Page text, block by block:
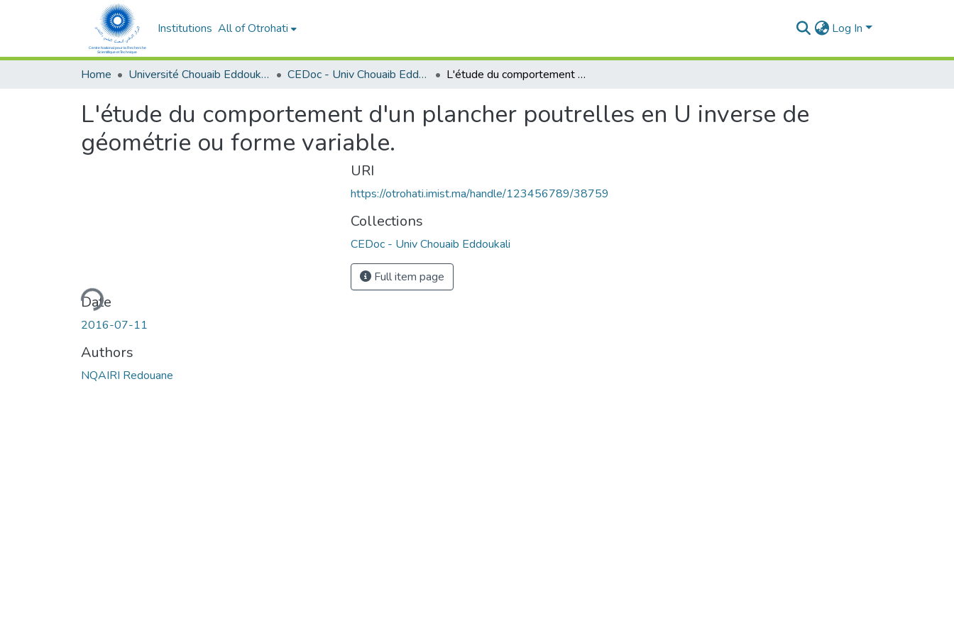
Institutions All of Otrohati Log In
Home Université Chouaib Eddoukali - El Jadida CEDoc - Univ Chouaib Eddoukali L'étude du comportement d'un plancher poutrelles en U inverse de géométrie ou forme variable.
L'étude du comportement d'un plancher poutrelles en U inverse de
géométrie ou forme variable.
Loading...
Date
2016-07-11
Authors
NQAIRI Redouane
URI
https://otrohati.imist.ma/handle/123456789/38759
Collections
CEDoc - Univ Chouaib Eddoukali
Full item page